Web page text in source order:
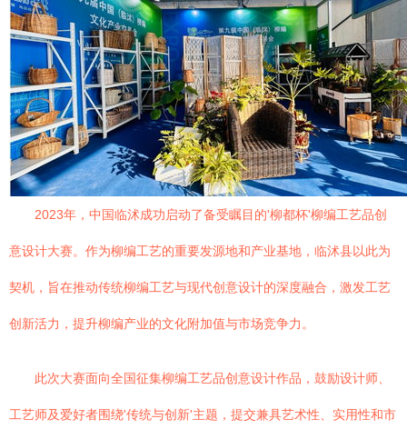
2023年，中国临沭成功启动了备受瞩目的'柳都杯'柳编工艺品创
意设计大赛。作为柳编工艺的重要发源地和产业基地，临沭县以此为
契机，旨在推动传统柳编工艺与现代创意设计的深度融合，激发工艺
创新活力，提升柳编产业的文化附加值与市场竞争力。
此次大赛面向全国征集柳编工艺品创意设计作品，鼓励设计师、
工艺师及爱好者围绕'传统与创新'主题，提交兼具艺术性、实用性和市